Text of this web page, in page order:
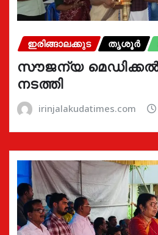
ഇരിങ്ങാലക്കുട തൃശൂർ
സൗജന്യ
നടത്തി
irinjalakudatimes.com